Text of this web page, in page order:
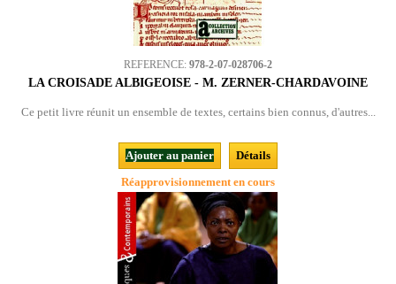
REFERENCE: 978-2-07-028706-2
LA CROISADE ALBIGEOISE - M. ZERNER-CHARDAVOINE
Ce petit livre réunit un ensemble de textes, certains bien connus, d'autres...
Ajouter au panier
Détails
Réapprovisionnement en cours